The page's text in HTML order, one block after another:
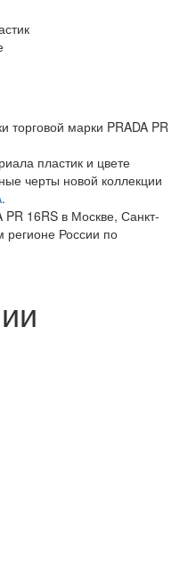
торговой марки PRADA PR
пластик и цвете
черты новой коллекции
.
PR 16RS в Москве, Санкт-
регионе России по